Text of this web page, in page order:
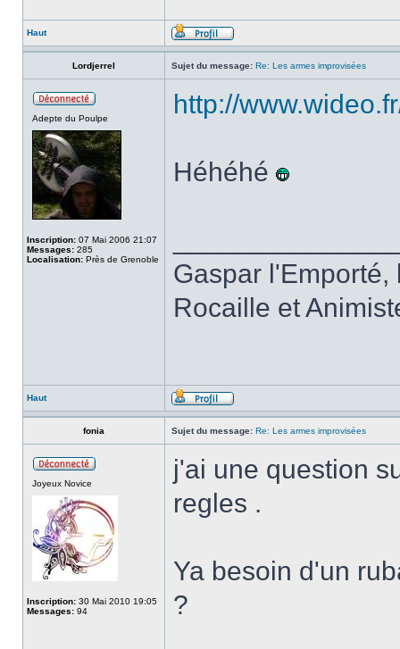
Haut
Lordjerrel Sujet du message: Re: Les armes improvisées
Adepte du Poulpe
Inscription: 07 Mai 2006 21:07
Messages: 285
Localisation: Près de Grenoble
http://
Héhéhé
Gaspar
Rocaille et
Haut
fonia Sujet du message: Re: Les armes improvisées
Joyeux Novice
Inscription: 30 Mai 2010 19:05
Messages: 94
j'ai une question
regles .
Ya besoin d'un
?